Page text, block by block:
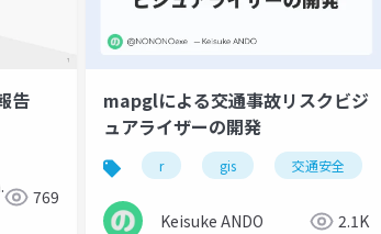
告
769
mapglによる交通事故リスクビジ
ュアライザーの開発
r gis 交通安全
Keisuke ANDO 2.1K